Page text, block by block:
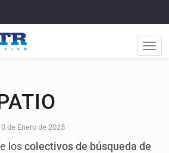
de Enero de 2025
loscolectivos de búsqueda de